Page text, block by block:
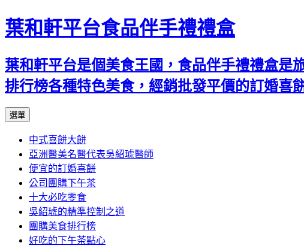
葉和軒平台食品伴手禮禮盒
葉和軒平台是個美食王國，食品伴手禮禮盒是
排行榜各種特色美食，經銷批發平價的訂婚喜
選單
內
容
中式喜餅大餅
亞洲醫美名醫代表吳紹琥醫師
便宜的訂婚喜餅
公司團購下午茶
十大必吃零食
吳紹琥的精準控制之道
團購美食排行榜
好吃的下午茶點心